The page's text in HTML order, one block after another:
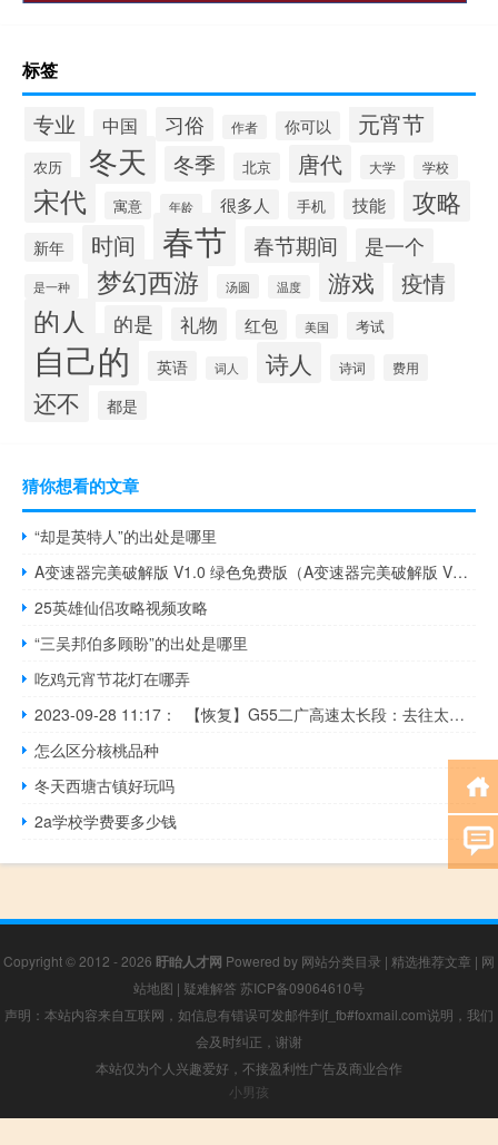
标签
专业 中国 习俗 作者 你可以 元宵节
农历 冬天 冬季 北京 唐代 大学 学校
宋代 寓意 年龄 很多人 手机 技能 攻略
新年 时间 春节 春节期间 是一个
是一种 梦幻西游 汤圆 温度 游戏 疫情
的人 的是 礼物 红包 美国 考试
自己的 英语 词人 诗人 诗词 费用
还不 都是
猜你想看的文章
“却是英特人”的出处是哪里
A变速器完美破解版 V1.0 绿色免费版（A变速器完美破解版 V1.0 绿色免费版功能简介）
25英雄仙侣攻略视频攻略
“三吴邦伯多顾盼”的出处是哪里
吃鸡元宵节花灯在哪弄
2023-09-28 11:17： 【恢复】G55二广高速太长段：去往太原方向屯留至襄垣之间K930+400处一辆两轴货车事故处理完毕。 ​​​
怎么区分核桃品种
冬天西塘古镇好玩吗
2a学校学费要多少钱
Copyright © 2012 - 2026 盱眙人才网 Powered by 网站分类目录 | 精选推荐文章 | 网
站地图 | 疑难解答 苏ICP备09064610号
声明：本站内容来自互联网，如信息有错误可发邮件到f_fb#foxmail.com说明，我们
会及时纠正，谢谢
本站仅为个人兴趣爱好，不接盈利性广告及商业合作
小男孩